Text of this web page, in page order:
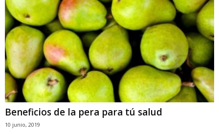
Beneficios de la pera para tú salud
10 junio, 2019